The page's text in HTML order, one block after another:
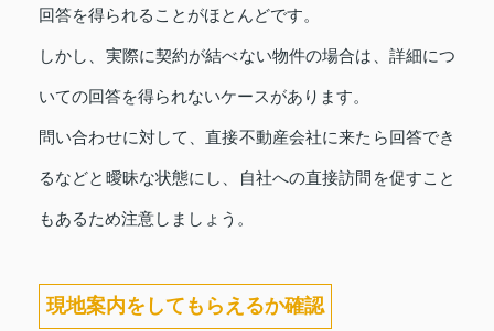
回答を得られることがほとんどです。
しかし、実際に契約が結べない物件の場合は、詳細につ
いての回答を得られないケースがあります。
問い合わせに対して、直接不動産会社に来たら回答でき
るなどと曖昧な状態にし、自社への直接訪問を促すこと
もあるため注意しましょう。
現地案内をしてもらえるか確認